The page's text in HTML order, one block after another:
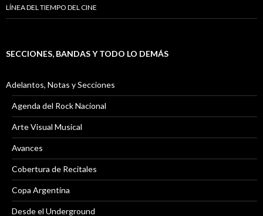
LÍNEA DEL TIEMPO DEL CINE
SECCIONES, BANDAS Y TODO LO DEMÁS
Adelantos, Notas y Secciones
Agenda del Rock Nacional
Arte Visual Musical
Avances
Cobertura de Recitales
Copa Argentina
Desde el Underground